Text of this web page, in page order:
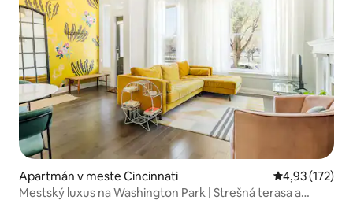
Apartmán v meste Cincinnati Priemerné
4,93 (172)
Mestský luxus na Washington Park | Strešná terasa a